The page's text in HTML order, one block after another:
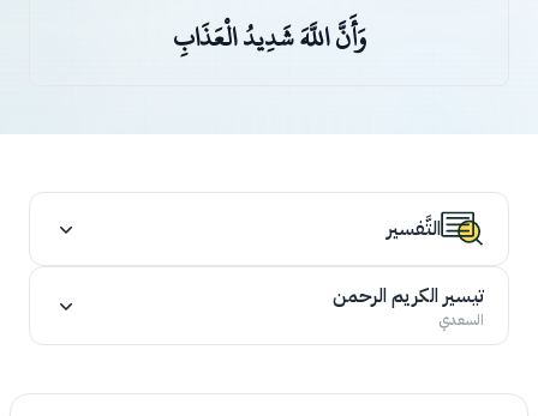
وَأَنَّ اللَّهَ شَدِيدُ الْعَذَابِ
التَّفسير
تيسير الكريم الرحمن
السعدي